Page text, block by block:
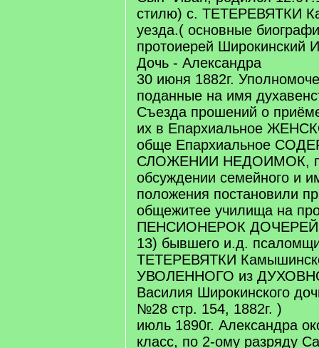
стилю) с. ТЕТЕРЕВЯТКИ
уезда.( основные
протоиерей Широкинский
Дочь - Александра
30 июня 1882г.
поданные на имя
Съезда прошений о
их в Епархиальное
обще Епархиальное
СЛОЖЕНИИ НЕДОИМОК,
обсуждении семейного и
положения постановили
общежитее училища на
ПЕНСИОНЕРОК ДОЧЕРЕЙ
13) бывшего и.д.
ТЕТЕРЕВЯТКИ
УВОЛЕННОГО из
Василия Широкинского
№28 стр. 154, 1882г. )
июль 1890г. Александра
класс, по 2-ому разряду